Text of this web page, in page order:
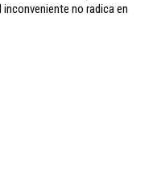
no radica en